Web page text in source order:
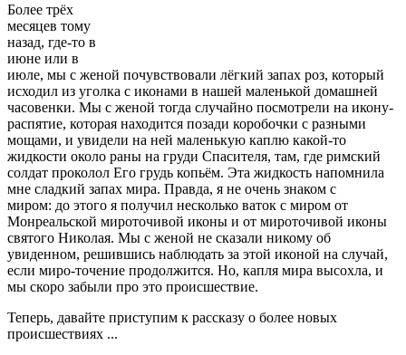
Более трёх
месяцев тому
назад, где-то в
июне или в
июле, мы с женой почувствовали лёгкий запах роз, который
исходил из уголка с иконами в нашей маленькой домашней
часовенки. Мы с женой тогда случайно посмотрели на икону-
распятие, которая находится позади коробочки с разными
мощами, и увидели на ней маленькую каплю какой-то
жидкости около раны на груди Спасителя, там, где римский
солдат проколол Его грудь копьём. Эта жидкость напомнила
мне сладкий запах мира. Правда, я не очень знаком с
миром: до этого я получил несколько ваток с миром от
Монреальской мироточивой иконы и от мироточивой иконы
святого Николая. Мы с женой не сказали никому об
увиденном, решившись наблюдать за этой иконой на случай,
если миро-точение продолжится. Но, капля мира высохла, и
мы скоро забыли про это происшествие.
Теперь, давайте приступим к рассказу о более новых
происшествиях ...